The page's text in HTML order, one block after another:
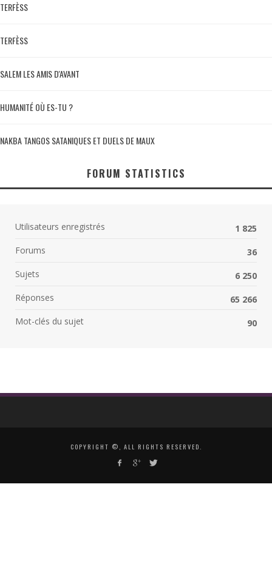
TERFÈSS
TERFÈSS
SALEM LES AMIS D'AVANT
HUMANITÉ OÙ ES-TU ?
NAKBA TANGOS SATANIQUES ET DUELS DE MAUX
FORUM STATISTICS
Utilisateurs enregistrés
1 825
Forums
36
Sujets
6 250
Réponses
65 266
Mot-clés du sujet
90
COPYRIGHT ©, ALL RIGHTS RESERVED.